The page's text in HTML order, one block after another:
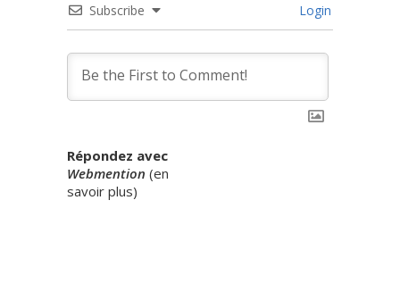
Subscribe Login
Répondez avec
Webmention (en
savoir plus)